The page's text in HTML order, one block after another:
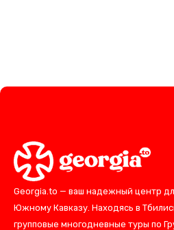
Georgia.to — ваш надежный центр
Южному Кавказу. Находясь в
групповые многодневные туры по